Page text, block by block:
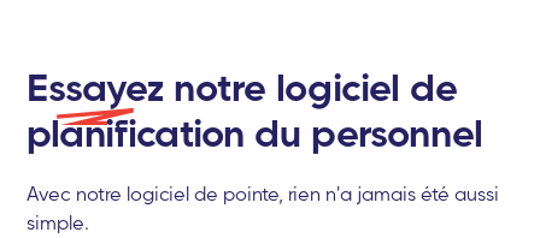
Essayez notre logiciel de
planification du personnel
Avec notre logiciel de pointe, rien n'a jamais été aussi
simple.